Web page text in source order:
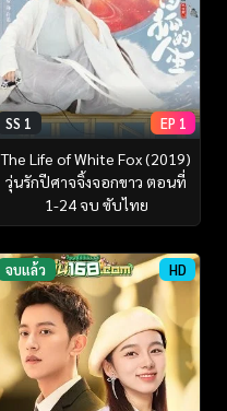
SS 1 EP 1
The Life of White Fox (2019)
วุ่นรักปีศาจจิ้งจอกขาว ตอนที่
1-24 จบ ซับไทย
จบแล้ว HD